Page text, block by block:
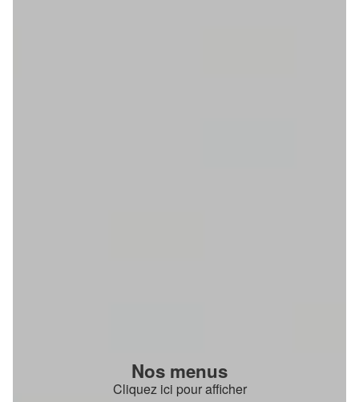
Nos menus
Cliquez ici pour afficher